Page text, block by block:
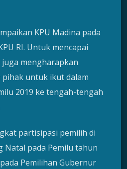
KPU Madina pada
RI. Untuk mencapai
mengharapkan
untuk ikut dalam
2019 ke tengah-tengah
partisipasi pemilih di
Natal pada Pemilu tahun
Pemilihan Gubernur